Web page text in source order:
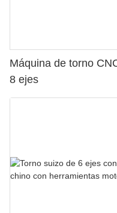
Máquina de torno
8 ejes